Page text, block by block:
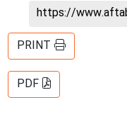
https://
PRINT
PDF